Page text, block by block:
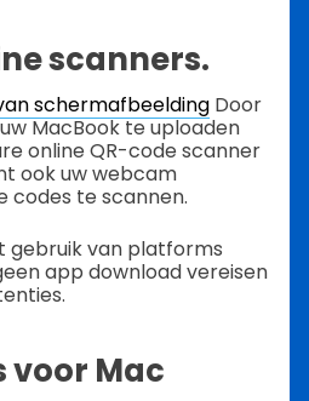
scanners.
schermafbeelding Door
MacBook te uploaden
online QR-code scanner
ook uw webcam
codes te scannen.
gebruik van platforms
app download vereisen
voor Mac